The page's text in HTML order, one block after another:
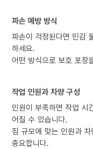
파손 예방 방식
파손이 걱정된다면 민감
하세요.
어떤 방식으로 보호 포장
작업 인원과 차량 구성
인원이 부족하면 작업 시
어질 수 있습니다.
짐 규모에 맞는 인원과
중요합니다.